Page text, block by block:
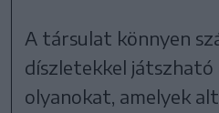
A társulat könnyen
díszletekkel
olyanokat, amelyek